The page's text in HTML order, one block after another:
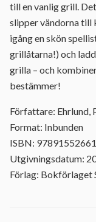
till en vanlig grill.
slipper vändorna till
igång en skön
grillåtarna!) och
grilla – och
bestämmer!
Författare: Ehrlund,
Format: Inbunden
ISBN:
Utgivningsdatum:
Förlag: Bokförlaget